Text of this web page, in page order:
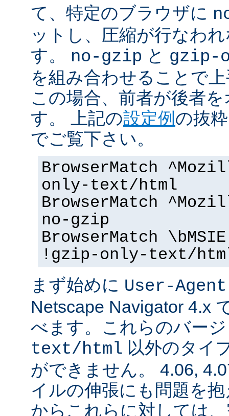
て、特定のブラウザに
ットし、圧縮が行なわ
す。 no-gzip と gzip-
を組み合わせることで
この場合、前者が後者
す。 上記の設定例 の抜
でご覧下さい。
BrowserMatch
only-text/html
BrowserMatch
no-gzip
BrowserMatch
!gzip-only-text/
まず始めに User-Agent
Netscape Navigator 4.x
べます。これらのバー
text/html 以外のタイ
ができません。 4.06,
イルの伸張にも問題を
からこれらに対しては